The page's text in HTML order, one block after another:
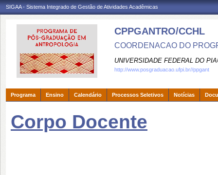
SIGAA - Sistema Integrado de Gestão de Atividades Acadêmicas
CPPGANTRO/CCHL
COORDENACAO DO
UNIVERSIDADE FEDERAL DO
http://www.posgraduacao.ufpi.br//ppgant
Programa Ensino Calendário Processos Seletivos Notícias
Corpo Docente